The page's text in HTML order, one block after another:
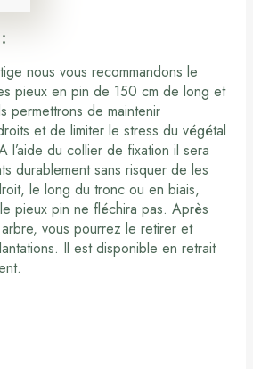
nous vous recommandons le
pieux en pin de 150 cm de long et
permettrons de maintenir
et de limiter le stress du végétal
l’aide du collier de fixation il sera
durablement sans risquer de les
le long du tronc ou en biais,
pieux pin ne fléchira pas. Après
vous pourrez le retirer et
Il est disponible en retrait